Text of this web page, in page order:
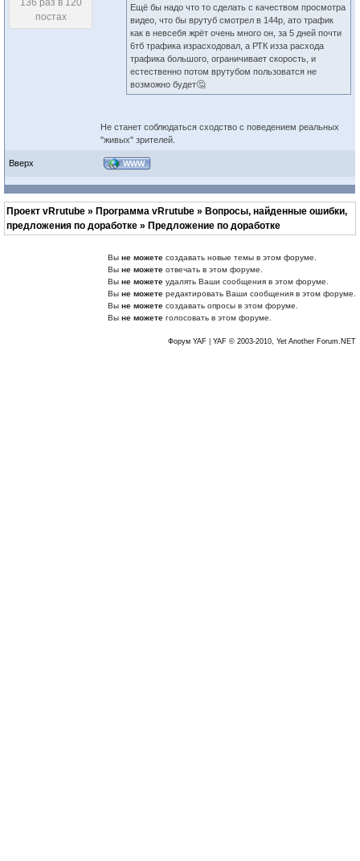
136 раз в 120
постах
Ещё бы надо что то сделать с качеством просмотра
видео, что бы врутуб смотрел в 144р, ато трафик
как в невсебя жрёт очень много он, за 5 дней почти
6тб трафика израсходовал, а РТК изза расхода
трафика большого, ограничивает скорость, и
естественно потом врутубом пользоватся не
возможно будет🤔
Не станет соблюдаться сходство с поведением реальных
"живых" зрителей.
Вверх WWW
Проект vRrutube » Программа vRrutube » Вопросы, найденные ошибки,
предложения по доработке » Предложение по доработке
Вы не можете создавать новые темы в этом форуме.
Вы не можете отвечать в этом форуме.
Вы не можете удалять Ваши сообщения в этом форуме.
Вы не можете редактировать Ваши сообщения в этом форуме.
Вы не можете создавать опросы в этом форуме.
Вы не можете голосовать в этом форуме.
Форум YAF YAF © 2003-2010, Yet Another Forum.NET